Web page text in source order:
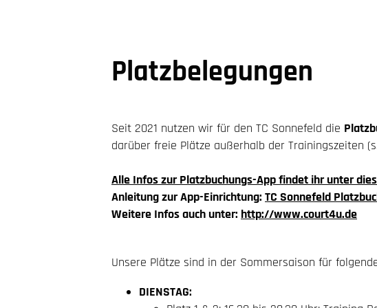
Platzbelegungen
Seit 2021 nutzen wir für den TC Sonnefeld die
darüber freie Plätze außerhalb der Trainingszeiten
Alle Infos zur Platzbuchungs-App findet ihr unter
Anleitung zur App-Einrichtung: TC Sonnefeld
Weitere Infos auch unter: http://www.court4u.de
Unsere Plätze sind in der Sommersaison für
DIENSTAG: